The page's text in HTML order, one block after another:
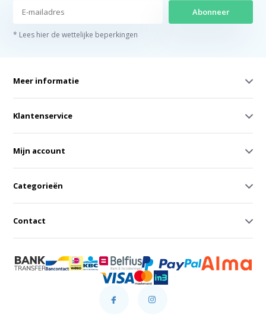
Abonneer
* Lees hier de wettelijke beperkingen
Meer informatie
Klantenservice
Mijn account
Categorieën
Contact